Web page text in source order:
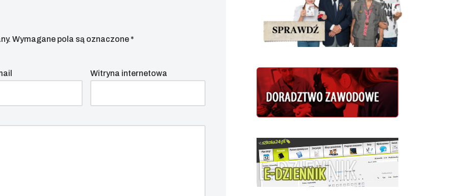
Wymagane pola są oznaczone*
Witryna internetowa